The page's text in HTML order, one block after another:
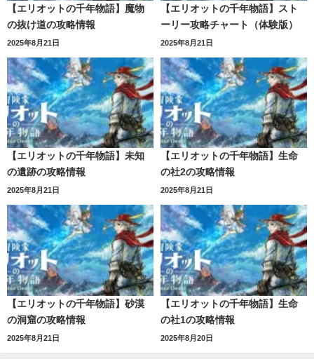
【エリオットの千年物語】魔物
の抜け道の攻略情報
2025年8月21日
【エリオットの千年物語】スト
ーリー攻略チャート（体験版）
2025年8月21日
【エリオットの千年物語】未知
の遺跡の攻略情報
2025年8月21日
【エリオットの千年物語】生命
の社2の攻略情報
2025年8月21日
【エリオットの千年物語】砂漠
の洞窟の攻略情報
2025年8月21日
【エリオットの千年物語】生命
の社1の攻略情報
2025年8月20日